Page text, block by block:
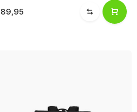
89,95